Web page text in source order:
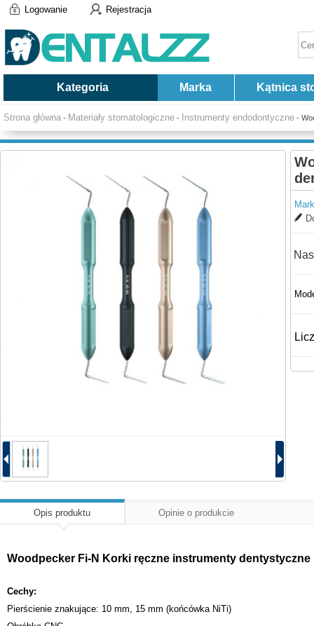
Logowanie Rejestracja
Kategoria Marka Kątnica
Strona główna - Materiały stomatologiczne - Instrumenty endodontyczne -
Opis produktu Opinie o produkcie
Woodpecker Fi-N Korki ręczne instrumenty
Cechy:
Pierścienie znakujące: 10 mm, 15 mm (końcówka NiTi)